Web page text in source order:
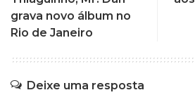
grava novo álbum no
Rio de Janeiro
Deixe uma resposta